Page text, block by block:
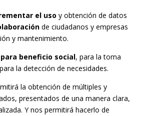
el uso y obtención de datos
de ciudadanos y empresas
y mantenimiento.
para beneficio social, para la toma
la detección de necesidades.
la obtención de múltiples y
presentados de una manera clara,
Y nos permitirá hacerlo de